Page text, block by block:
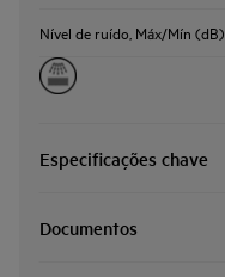
Nível de ruído, Máx/Mín (dB)
Especificações chave
Documentos